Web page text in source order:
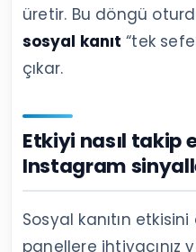
üretir. Bu döngü
sosyal kanıt “tek
çıkar.
Etkiyi nasıl takip
Instagram
Sosyal kanıtın
panellere ihtiyacınız